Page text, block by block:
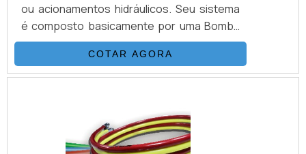
ou acionamentos hidráulicos. Seu sistema
é composto basicamente por uma Bomba
Hidropneumática Haskel, kit de preparação
de ar, conjunto de filtros, válvulas, skid
tubular carbono ou inox, ou tanque inox.As
comprimido de compressor ou Nitrogênio,
alguns modelos geram altas pressões
hidráulicas reguláveis até 15.000 psi (1.000
COTAR AGORA